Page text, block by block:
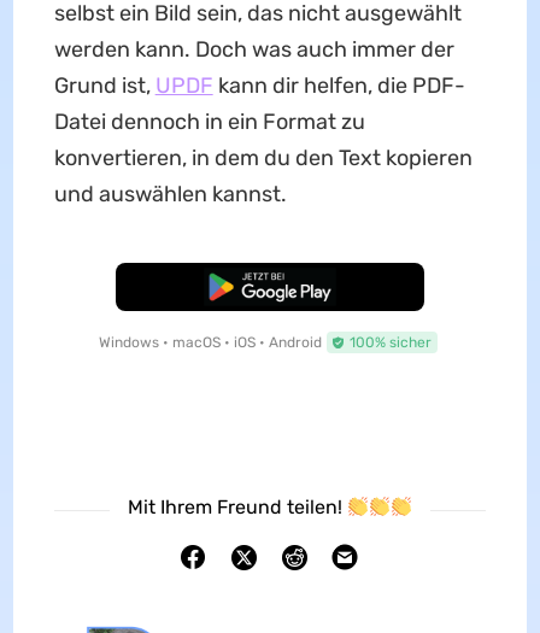
selbst ein Bild sein, das nicht ausgewählt
werden kann. Doch was auch immer der
Grund ist, UPDF kann dir helfen, die PDF-
Datei dennoch in ein Format zu
konvertieren, in dem du den Text kopieren
und auswählen kannst.
Kostenloser Download
Windows • macOS • iOS • Android 100% sicher
Mit Ihrem Freund teilen!